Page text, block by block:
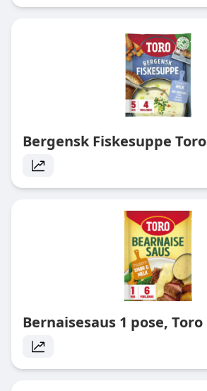
Bergensk Fiskesuppe Toro
Bernaisesaus 1 pose, Toro